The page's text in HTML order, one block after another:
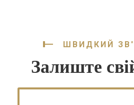
ШВИДКИЙ
Залиште